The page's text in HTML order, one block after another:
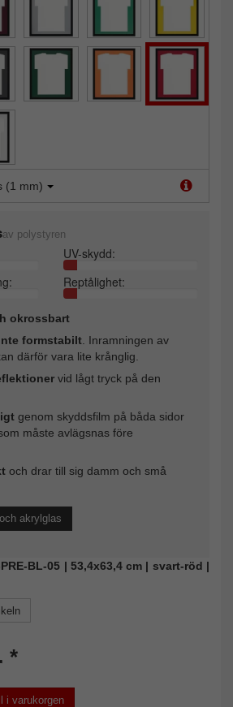
(1 mm)
av polystyren
UV-skydd:
Reptålighet:
okrossbart
formstabilt . Inramningen av
därför vara lite krånglig.
vid lågt tryck på den
genom skyddsfilm på båda sidor
måste avlägsnas före
och drar till sig damm och små
akrylglas
BL-05 | 53,4x63,4 cm | svart-röd |
*
i varukorgen